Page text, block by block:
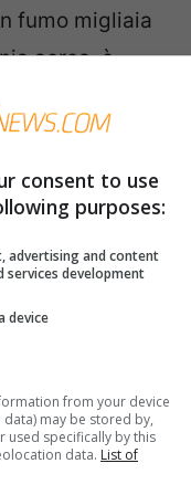
fumo migliaia
aerea, è
e le
traffico
di sempre
il possibile
consent to use
purposes:
advertising and content
services development
device
from your device
may be stored by,
used specifically by this
data. List of